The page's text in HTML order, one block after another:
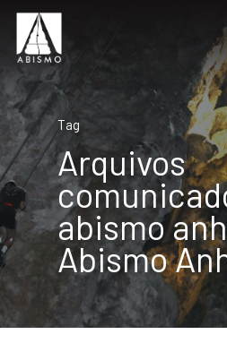
Tag
Arquivos
abismo
Abismo